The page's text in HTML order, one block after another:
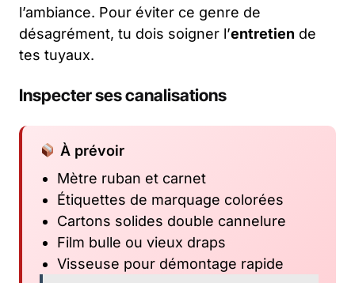
l’ambiance. Pour éviter ce genre de
désagrément, tu dois soigner l’entretien de
tes tuyaux.
Inspecter ses canalisations
À prévoir
Mètre ruban et carnet
Étiquettes de marquage colorées
Cartons solides double cannelure
Film bulle ou vieux draps
Visseuse pour démontage rapide